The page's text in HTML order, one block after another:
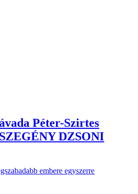
Péter-Szirtes
DZSONI
embere egyszerre